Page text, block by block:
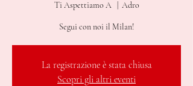
Ti Aspettiamo A Adro
Segui con noi il Milan!
La registrazione è stata chiusa
Scopri gli altri eventi